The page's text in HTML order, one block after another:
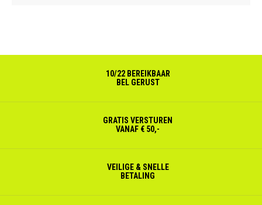
10/22 BEREIKBAAR
BEL GERUST
GRATIS VERSTUREN
VANAF € 50,-
VEILIGE & SNELLE
BETALING